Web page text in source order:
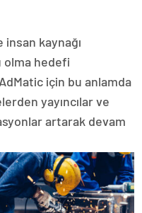
kaynağı
olma hedefi
için bu anlamda
yayıncılar ve
artarak devam